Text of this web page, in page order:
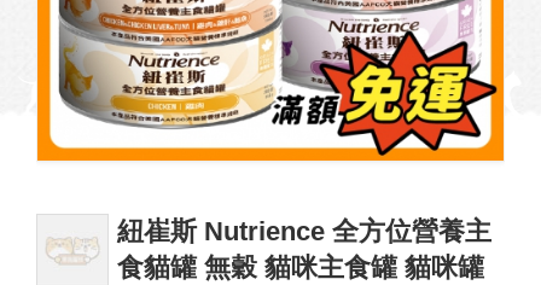
紐崔斯 Nutrience 全方位營養主
食貓罐 無穀 貓咪主食罐 貓咪罐